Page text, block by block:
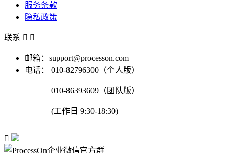
服务条款
隐私政策
联系  
邮箱：support@processon.com
电话：
010-82796300（个人版）
010-86393609（团队版）
(工作日 9:30-18:30)
